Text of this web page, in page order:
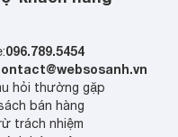
cao cấp.
đang tìm
096.789.5454
hỏi thường gặp
bán hàng
trách nhiệm